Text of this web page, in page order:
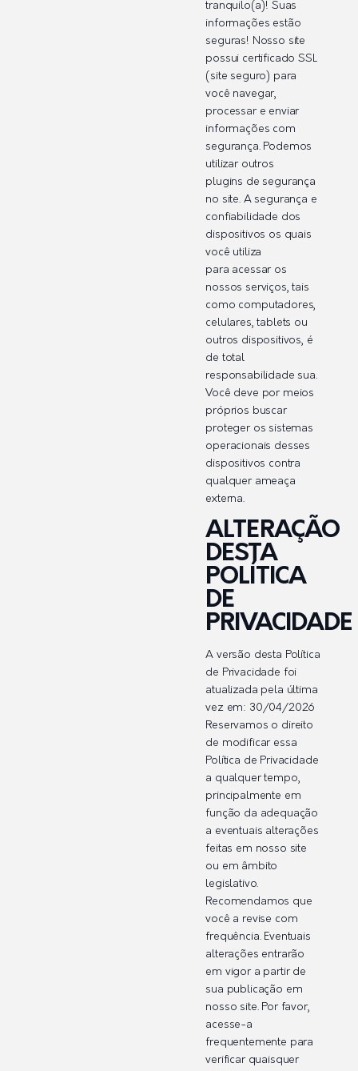
tranquilo(a)! Suas
informações estão
seguras! Nosso site
possui certificado SSL
(site seguro) para
você navegar,
processar e enviar
informações com
segurança. Podemos
utilizar outros
plugins de segurança
no site. A segurança e
confiabilidade dos
dispositivos os quais
você utiliza
para acessar os
nossos serviços, tais
como computadores,
celulares, tablets ou
outros dispositivos, é
de total
responsabilidade sua.
Você deve por meios
próprios buscar
proteger os sistemas
operacionais desses
dispositivos contra
qualquer ameaça
externa.
ALTERAÇÃO
DESTA
POLÍTICA
DE
PRIVACIDADE
A versão desta Política
de Privacidade foi
atualizada pela última
vez em: 30/04/2026
Reservamos o direito
de modificar essa
Política de Privacidade
a qualquer tempo,
principalmente em
função da adequação
a eventuais alterações
feitas em nosso site
ou em âmbito
legislativo.
Recomendamos que
você a revise com
frequência. Eventuais
alterações entrarão
em vigor a partir de
sua publicação em
nosso site. Por favor,
acesse-a
frequentemente para
verificar quaisquer